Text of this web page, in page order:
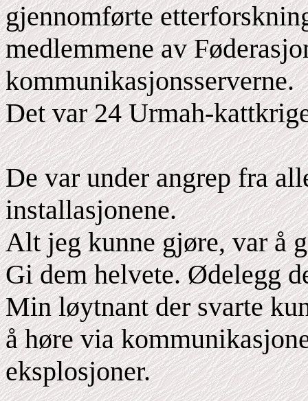
gjennomførte
medlemmene av
kommunikasjonsserverne.
Det var 24 Urmah-
De var under angrep fra
installasjonene.
Alt jeg kunne gjøre, var å
Gi dem helvete. Ødelegg
Min løytnant der svarte
å høre via
eksplosjoner.